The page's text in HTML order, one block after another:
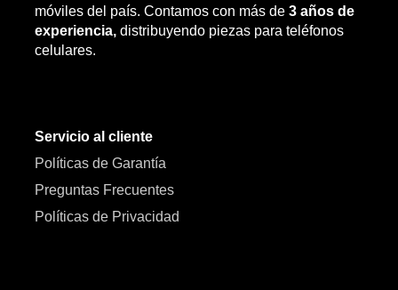
móviles del país. Contamos con más de 3 años de
experiencia, distribuyendo piezas para teléfonos
celulares.
Servicio al cliente
Políticas de Garantía
Preguntas Frecuentes
Políticas de Privacidad